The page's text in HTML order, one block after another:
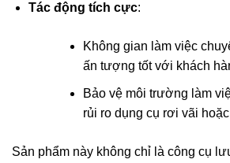
Tác động tích cực:
Không gian làm việc
ấn tượng tốt với khách
Bảo vệ môi trường làm
rủi ro dụng cụ rơi vãi
Sản phẩm này không chỉ là công cụ